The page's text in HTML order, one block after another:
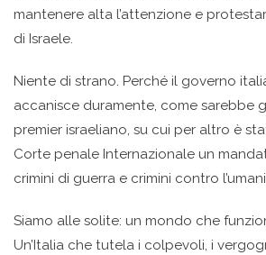
mantenere alta l’attenzione e
di Israele.
Niente di strano. Perché il governo
accanisce duramente, come sarebbe
premier israeliano, su cui per altro è
Corte penale Internazionale un
crimini di guerra e crimini contro
Siamo alle solite: un mondo che
Un’Italia che tutela i colpevoli, i